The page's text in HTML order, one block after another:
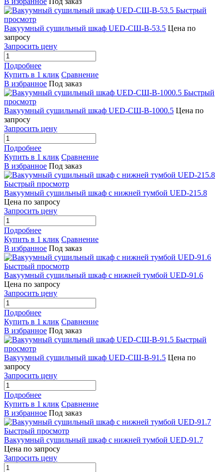
Быстрый
просмотр
Вакуумный сушильный шкаф UED-СШ-В-53.5 Цена по
запросу
Запросить цену
Подробнее
Купить в 1 клик Сравнение
В избранное Под заказ
Быстрый
просмотр
Вакуумный сушильный шкаф UED-СШ-В-1000.5 Цена по
запросу
Запросить цену
Подробнее
Купить в 1 клик Сравнение
В избранное Под заказ
Быстрый просмотр
Вакуумный сушильный шкаф с нижней тумбой UED-215.8
Цена по запросу
Запросить цену
Подробнее
Купить в 1 клик Сравнение
В избранное Под заказ
Быстрый просмотр
Вакуумный сушильный шкаф с нижней тумбой UED-91.6
Цена по запросу
Запросить цену
Подробнее
Купить в 1 клик Сравнение
В избранное Под заказ
Быстрый
просмотр
Вакуумный сушильный шкаф UED-СШ-В-91.5 Цена по
запросу
Запросить цену
Подробнее
Купить в 1 клик Сравнение
В избранное Под заказ
Быстрый просмотр
Вакуумный сушильный шкаф с нижней тумбой UED-91.7
Цена по запросу
Запросить цену